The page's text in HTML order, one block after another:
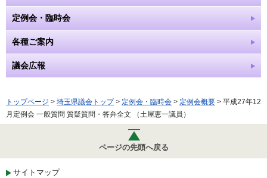
定例会・臨時会
各種ご案内
議会広報
トップページ > 埼玉県議会トップ> 定例会・臨時会 > 定例会概要 > 平成27年12
月定例会 一般質問 質疑質問・答弁全文 （土屋恵一議員）
ページの先頭へ戻る
サイトマップ